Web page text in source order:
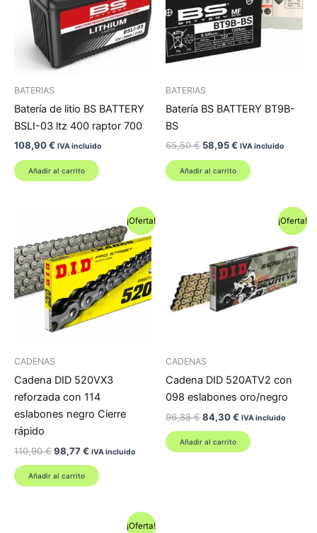
BATERIAS
Batería de litio BS BATTERY
BSLI-03 ltz 400 raptor 700
108,90€ IVA incluido
Añadir al carrito
BATERIAS
Batería BS BATTERY BT9B-
BS
65,50€ El
original
era:
58,95€ El
actual
es:
IVA incluido
Añadir al carrito
¡Oferta!
CADENAS
Cadena DID 520VX3
reforzada con 114
eslabones negro Cierre
rápido
110,90€El
original
era:
98,77€ El
actual
es:
IVA incluido
Añadir al carrito
¡Oferta!
CADENAS
Cadena DID 520ATV2 con
098 eslabones oro/negro
96,88€El
original
era:
84,30€ El
actual
es:
IVA incluido
Añadir al carrito
¡Oferta!